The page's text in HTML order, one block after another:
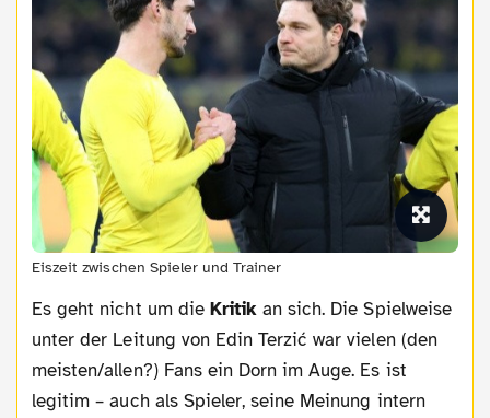
Eiszeit zwischen Spieler und Trainer
Es geht nicht um die Kritik an sich. Die Spielweise
unter der Leitung von Edin Terzić war vielen (den
meisten/allen?) Fans ein Dorn im Auge. Es ist
legitim – auch als Spieler, seine Meinung intern